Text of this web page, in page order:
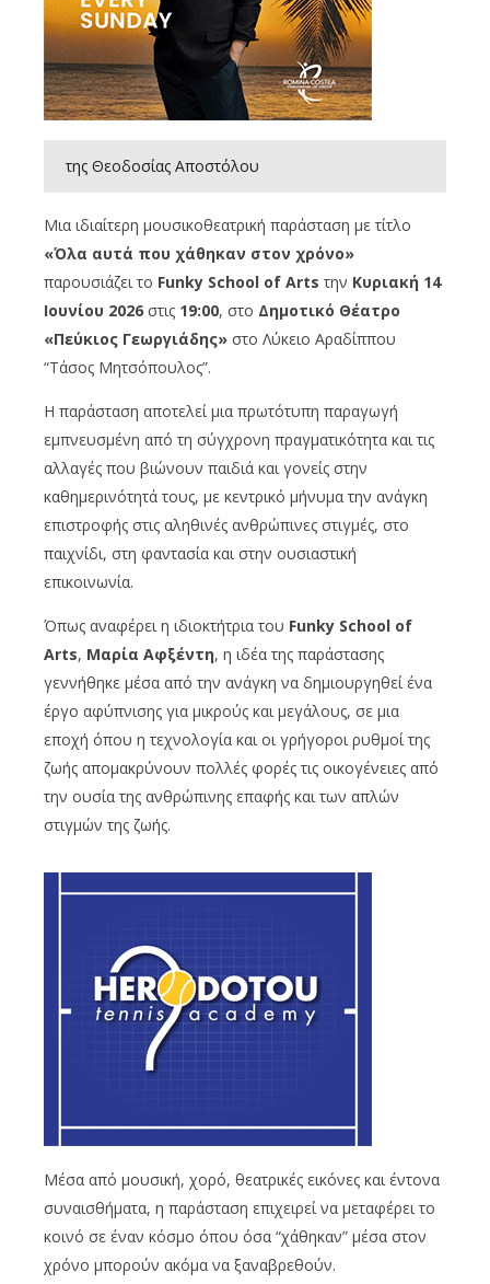
της Θεοδοσίας Αποστόλου
Μια ιδιαίτερη μουσικοθεατρική παράσταση με τίτλο
«Όλα αυτά που χάθηκαν στον χρόνο»
παρουσιάζει το Funky School of Arts την Κυριακή 14
Ιουνίου 2026 στις 19:00, στο Δημοτικό Θέατρο
«Πεύκιος Γεωργιάδης» στο Λύκειο Αραδίππου
“Τάσος Μητσόπουλος”.
Η παράσταση αποτελεί μια πρωτότυπη παραγωγή
εμπνευσμένη από τη σύγχρονη πραγματικότητα και τις
αλλαγές που βιώνουν παιδιά και γονείς στην
καθημερινότητά τους, με κεντρικό μήνυμα την ανάγκη
επιστροφής στις αληθινές ανθρώπινες στιγμές, στο
παιχνίδι, στη φαντασία και στην ουσιαστική
επικοινωνία.
Όπως αναφέρει η ιδιοκτήτρια του Funky School of
Arts, Μαρία Αφξέντη, η ιδέα της παράστασης
γεννήθηκε μέσα από την ανάγκη να δημιουργηθεί ένα
έργο αφύπνισης για μικρούς και μεγάλους, σε μια
εποχή όπου η τεχνολογία και οι γρήγοροι ρυθμοί της
ζωής απομακρύνουν πολλές φορές τις οικογένειες από
την ουσία της ανθρώπινης επαφής και των απλών
στιγμών της ζωής.
Μέσα από μουσική, χορό, θεατρικές εικόνες και έντονα
συναισθήματα, η παράσταση επιχειρεί να μεταφέρει το
κοινό σε έναν κόσμο όπου όσα “χάθηκαν” μέσα στον
χρόνο μπορούν ακόμα να ξαναβρεθούν.